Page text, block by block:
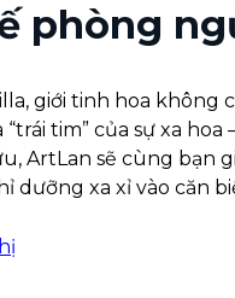
phòng
giới tinh hoa
“trái tim” của sự xa
ArtLan sẽ cùng bạn
dưỡng xa xỉ vào căn